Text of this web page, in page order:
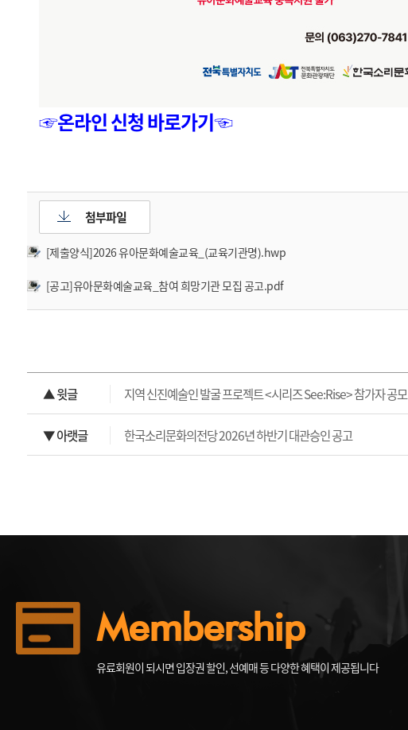
☞온라인 신청 바로가기☜
첨부파일
[제출양식]2026 유아문화예술교육_(교육기관명).hwp
[공고]유아문화예술교육_참여 희망기관 모집 공고.pdf
▲ 윗글 지역 신진예술인 발굴 프로젝트 <시리즈 See:Rise> 참가자 공모
▼ 아랫글 한국소리문화의전당 2026년 하반기 대관승인 공고
Membership
유료회원이 되시면 입장권 할인, 선예매 등 다양한 혜택이 제공됩니다